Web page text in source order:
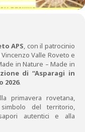
APS, con il patrocinio
Valle Roveto e
in Nature – Made in
di “Asparagi in
2026.
primavera rovetana,
simbolo del territorio,
autentici e alla